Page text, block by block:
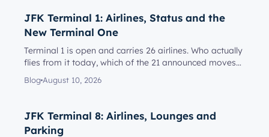
JFK Terminal 1: Airlines, Status and the
New Terminal One
Terminal 1 is open and carries 26 airlines. Who actually
flies from it today, which of the 21 announced moves
have happe...
Blog August 10, 2026
JFK Terminal 8: Airlines, Lounges and
Parking